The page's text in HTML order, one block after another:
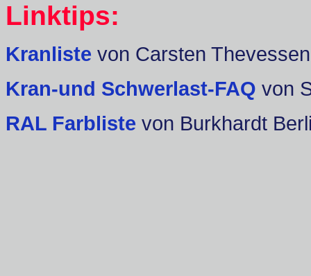
Linktips:
Kranliste von Carsten Thevessen
Kran-und Schwerlast-FAQ von
RAL Farbliste von Burkhardt